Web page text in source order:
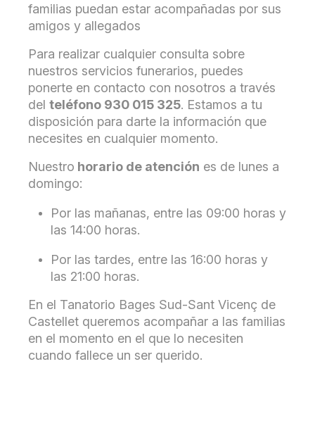
familias puedan estar acompañadas por sus
amigos y allegados
Para realizar cualquier consulta sobre
nuestros servicios funerarios, puedes
ponerte en contacto con nosotros a través
del teléfono 930 015 325. Estamos a tu
disposición para darte la información que
necesites en cualquier momento.
Nuestro horario de atención es de lunes a
domingo:
Por las mañanas, entre las 09:00 horas y
las 14:00 horas.
Por las tardes, entre las 16:00 horas y
las 21:00 horas.
En el Tanatorio Bages Sud-Sant Vicenç de
Castellet queremos acompañar a las familias
en el momento en el que lo necesiten
cuando fallece un ser querido.